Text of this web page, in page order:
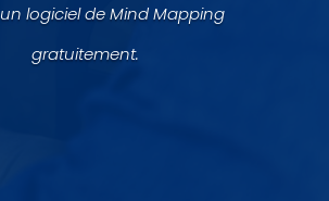
un logiciel de Mind Mapping
gratuitement.